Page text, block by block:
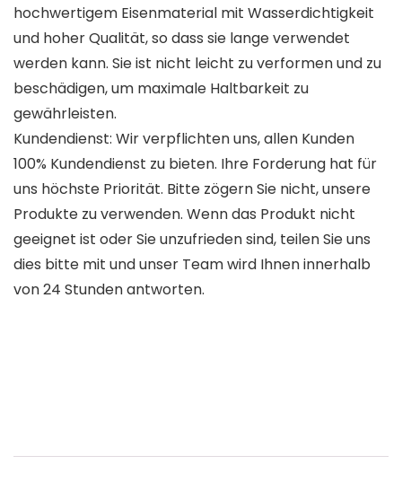
hochwertigem Eisenmaterial mit Wasserdichtigkeit
und hoher Qualität, so dass sie lange verwendet
werden kann. Sie ist nicht leicht zu verformen und zu
beschädigen, um maximale Haltbarkeit zu
gewährleisten.
Kundendienst: Wir verpflichten uns, allen Kunden
100% Kundendienst zu bieten. Ihre Forderung hat für
uns höchste Priorität. Bitte zögern Sie nicht, unsere
Produkte zu verwenden. Wenn das Produkt nicht
geeignet ist oder Sie unzufrieden sind, teilen Sie uns
dies bitte mit und unser Team wird Ihnen innerhalb
von 24 Stunden antworten.